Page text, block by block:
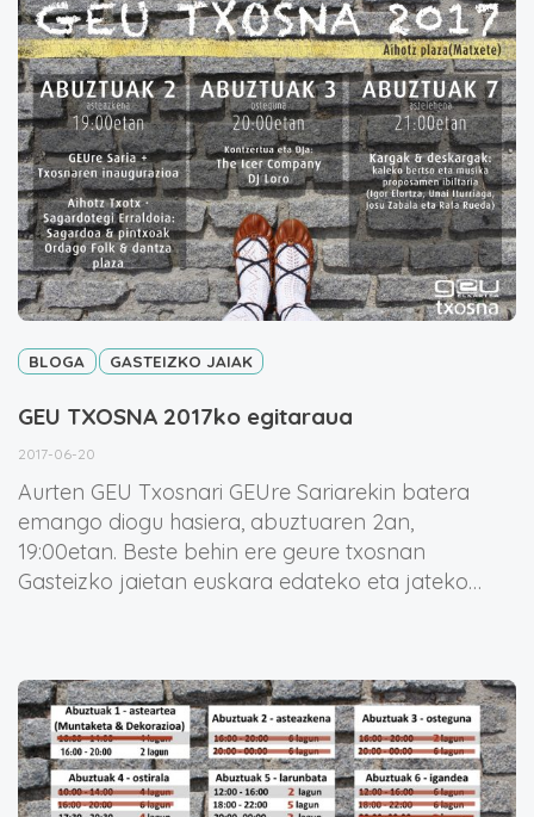
BLOGA GASTEIZKO JAIAK
GEU TXOSNA 2017ko egitaraua
2017-06-20
Aurten GEU Txosnari GEUre Sariarekin batera
emango diogu hasiera, abuztuaren 2an,
19:00etan. Beste behin ere geure txosnan
Gasteizko jaietan euskara edateko eta jateko…